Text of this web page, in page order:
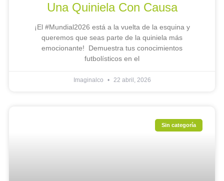
Una Quiniela Con Causa
¡El #Mundial2026 está a la vuelta de la esquina y
queremos que seas parte de la quiniela más
emocionante! Demuestra tus conocimientos
futbolísticos en el
Imaginalco 22 abril, 2026
Sin categoría